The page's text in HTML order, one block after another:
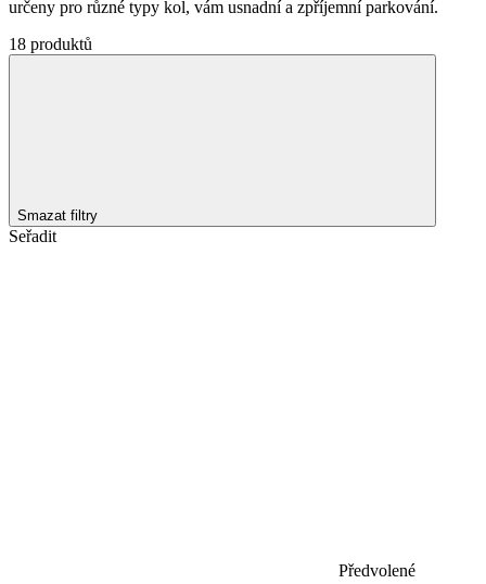
určeny pro různé typy kol, vám usnadní a zpříjemní parkování.
18 produktů
Smazat filtry
Seřadit
Předvolené